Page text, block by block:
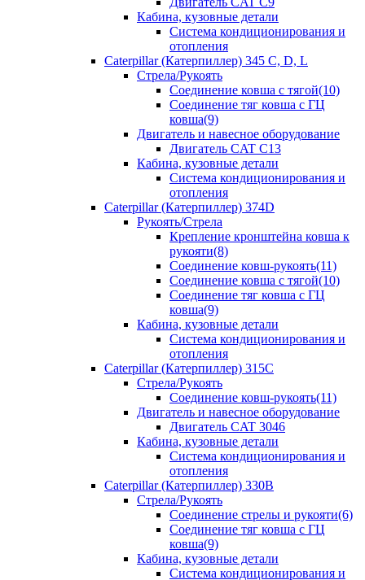
Кабина, кузовные детали
Система кондиционирования и
отопления
Caterpillar (Катерпиллер) 345 C, D, L
Стрела/Рукоять
Соединение ковша с тягой(10)
Соединение тяг ковша с ГЦ
ковша(9)
Двигатель и навесное оборудование
Двигатель CAT C13
Кабина, кузовные детали
Система кондиционирования и
отопления
Caterpillar (Катерпиллер) 374D
Рукоять/Стрела
Крепление кронштейна ковша к
рукояти(8)
Соединение ковш-рукоять(11)
Соединение ковша с тягой(10)
Соединение тяг ковша с ГЦ
ковша(9)
Кабина, кузовные детали
Система кондиционирования и
отопления
Caterpillar (Катерпиллер) 315C
Стрела/Рукоять
Соединение ковш-рукоять(11)
Двигатель и навесное оборудование
Двигатель CAT 3046
Кабина, кузовные детали
Система кондиционирования и
отопления
Caterpillar (Катерпиллер) 330B
Стрела/Рукоять
Соединение стрелы и рукояти(6)
Соединение тяг ковша с ГЦ
ковша(9)
Кабина, кузовные детали
Система кондиционирования и